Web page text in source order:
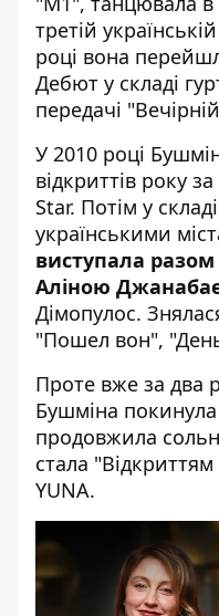
третій
році вона
Дебют у складі
передачі
У 2010 році
відкриттів року
Star. Потім у
українськими
виступала
Аліною
Дімопулос.
"Пошел вон",
Проте вже за два
Бушміна
продовжила
стала
YUNA.